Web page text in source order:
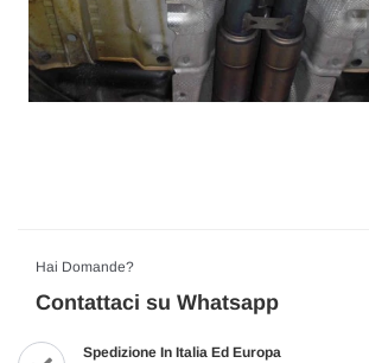
Hai Domande?
Contattaci su Whatsapp
Spedizione In Italia Ed Europa